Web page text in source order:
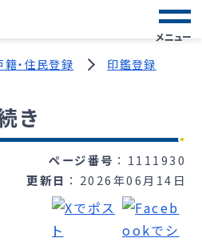
メニュー
籍・住民登録 印鑑登録
き
ページ番号
1111930
更新日
2026年06月14日